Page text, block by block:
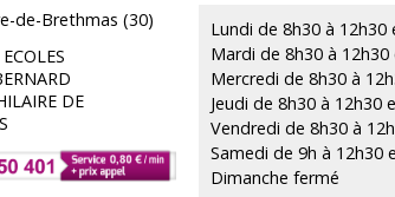
de-Brethmas (30)
DE
Lundi de 8h30 à
Mardi de 8h30 à
Mercredi de 8h30 à
Jeudi de 8h30 à 12h30
Vendredi de 8h30 à
Samedi de 9h à 12h30
Dimanche fermé